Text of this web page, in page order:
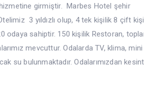
girmiştir. Marbes Hotel şehir
3 yıldızlı olup, 4 tek kişilik 8 çift
odaya sahiptir. 150 kişilik Restoran,
mevcuttur. Odalarda TV, klima, mini
su bulunmaktadır. Odalarımızdan